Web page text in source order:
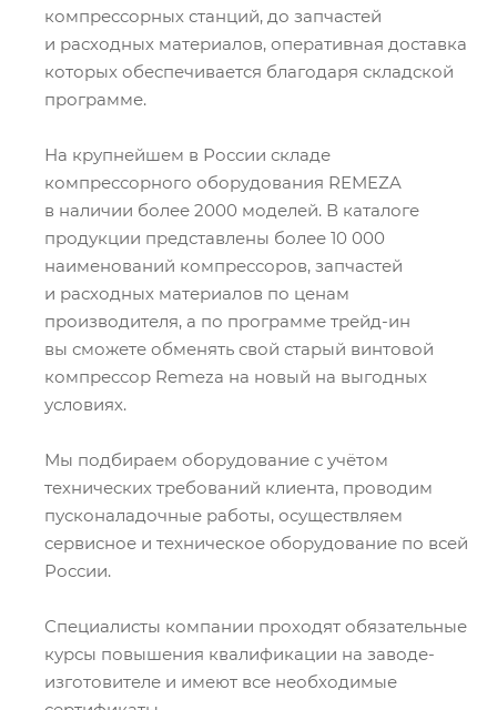
компрессорных станций, до запчастей
и расходных материалов, оперативная доставка
которых обеспечивается благодаря складской
программе.
На крупнейшем в России складе
компрессорного оборудования REMEZA
в наличии более 2000 моделей. В каталоге
продукции представлены более 10 000
наименований компрессоров, запчастей
и расходных материалов по ценам
производителя, а по программе трейд-ин
вы сможете обменять свой старый винтовой
компрессор Remeza на новый на выгодных
условиях.
Мы подбираем оборудование с учётом
технических требований клиента, проводим
пусконаладочные работы, осуществляем
сервисное и техническое оборудование по всей
России.
Специалисты компании проходят обязательные
курсы повышения квалификации на заводе-
изготовителе и имеют все необходимые